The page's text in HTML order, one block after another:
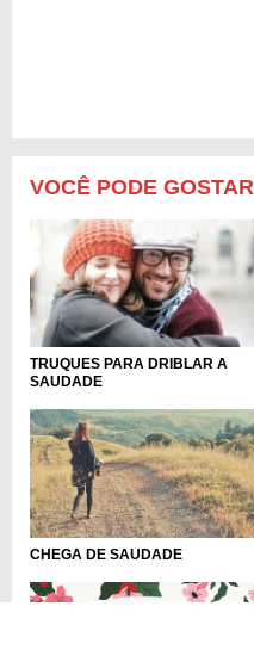
VOCÊ PODE GOSTAR
TRUQUES PARA DRIBLAR A
SAUDADE
CHEGA DE SAUDADE